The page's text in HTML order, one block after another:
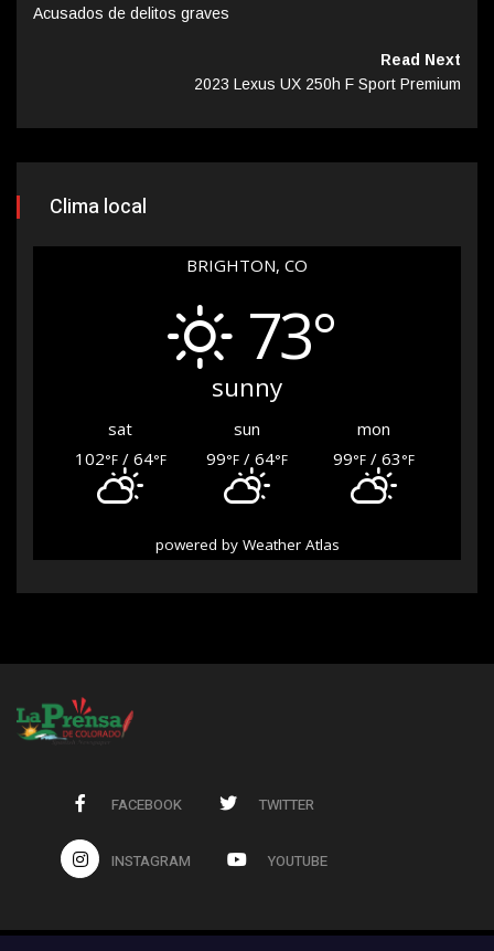
Acusados de delitos graves
Read Next
2023 Lexus UX 250h F Sport Premium
Clima local
BRIGHTON, CO
73°
sunny
sat sun
mon
102°F/ 64°F 99°F/ 64°F 99°F/ 63°F
powered by Weather Atlas
FACEBOOK TWITTER
INSTAGRAM YOUTUBE